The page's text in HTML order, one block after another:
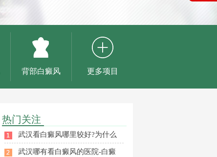
背部白癜风 更多项目
热门关注
武汉看白癜风哪里较好?为什么
武汉哪有看白癜风的医院-白癜